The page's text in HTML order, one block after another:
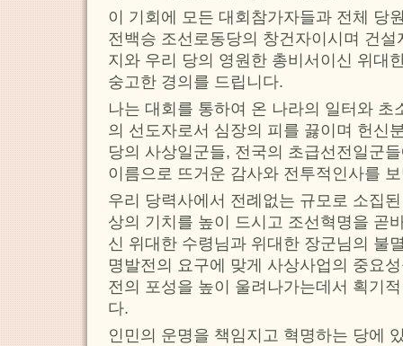
이 기회에 모든 대회참가자들과 전체 당
전백승 조선로동당의 창건자이시며 건
지와 우리 당의 영원한 총비서이신 위대
숭고한 경의를 드립니다.
나는 대회를 통하여 온 나라의 일터와 초
의 선도자로서 심장의 피를 끓이며 헌신
당의 사상일군들, 전국의 초급선전일군
이름으로 뜨거운 감사와 전투적인사를
우리 당력사에서 전례없는 규모로 소집
상의 기치를 높이 드시고 조선혁명을 곧
신 위대한 수령님과 위대한 장군님의 불
명발전의 요구에 맞게 사상사업의 중요
전의 포성을 높이 울려나가는데서 획기
다.
인민의 운명을 책임지고 혁명하는 당에